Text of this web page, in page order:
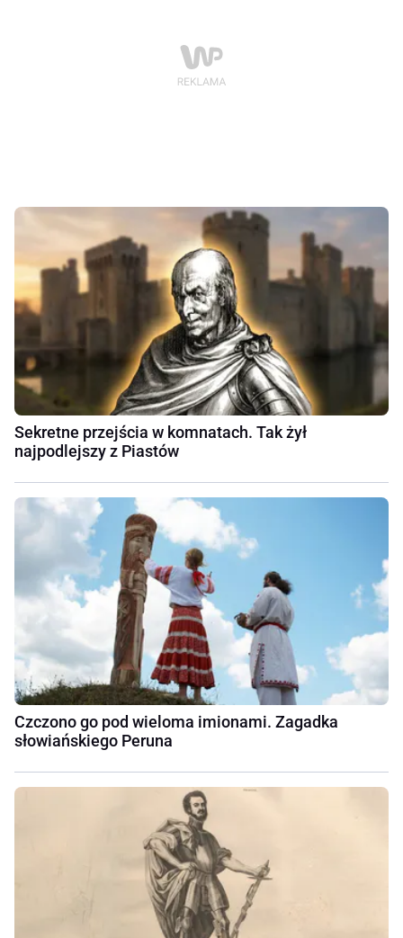
Sekretne przejścia w komnatach. Tak żył
najpodlejszy z Piastów
Czczono go pod wieloma imionami. Zagadka
słowiańskiego Peruna